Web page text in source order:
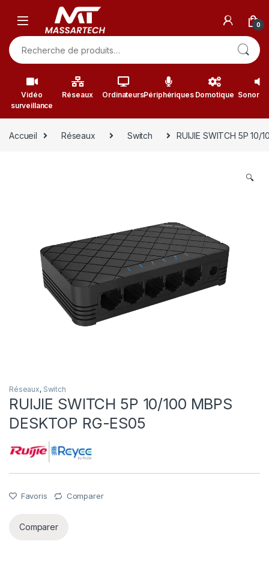
Skip to navigation
0
Recherche pour :
Vidéo
surveillance
Réseaux OrdinateursPériphériques Domotique
Accueil Réseaux Switch RUIJIE SWITCH 5P 10/
🔍
Réseaux, Switch
RUIJIE SWITCH 5P 10/100 MBPS
DESKTOP RG-ES05
Favoris Comparer
Comparer